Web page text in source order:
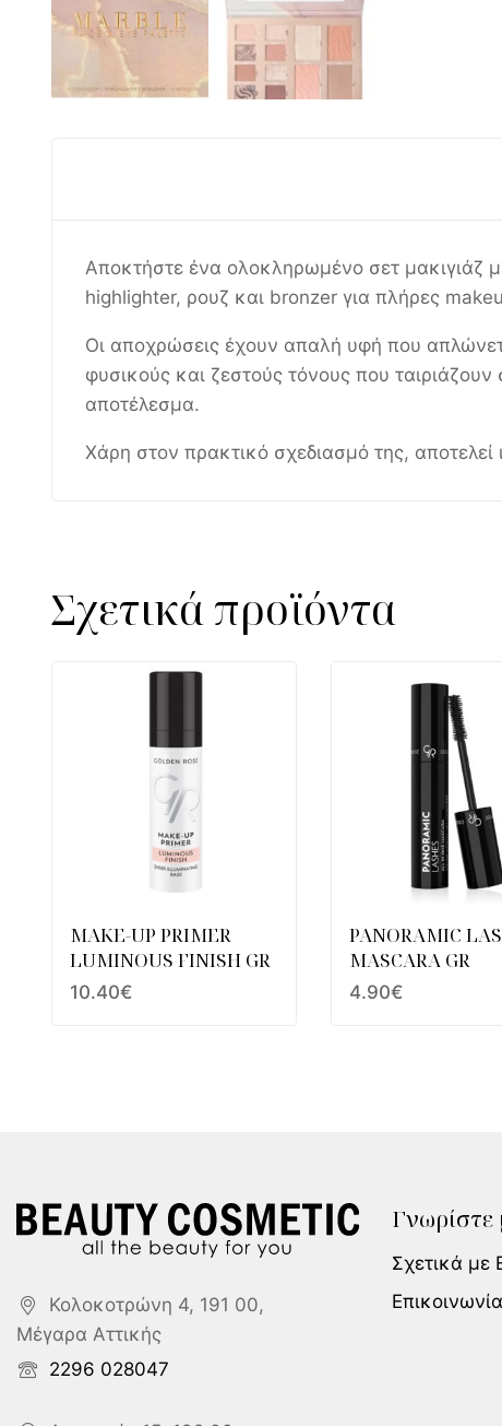
Αποκτήστε ένα ολοκληρωμένο σετ μακιγιάζ
highlighter, ρουζ και bronzer για πλήρες
Οι αποχρώσεις έχουν απαλή υφή που
φυσικούς και ζεστούς τόνους που
αποτέλεσμα.
Χάρη στον πρακτικό σχεδιασμό της, αποτελεί
Σχετικά προϊόντα
MAKE-UP PRIMER
LUMINOUS FINISH GR
10.40€
PANORAMIC
MASCARA GR
4.90€
Κολοκοτρώνη 4, 191 00,
Μέγαρα Αττικής
2296 028047
Γνωρίστε
Σχετικά με
Επικοινωνία